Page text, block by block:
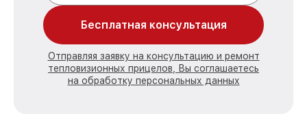
Бесплатная консультация
Отправляя заявку на консультацию и ремонт
тепловизионных прицелов, Вы соглашаетесь
на обработку персональных данных